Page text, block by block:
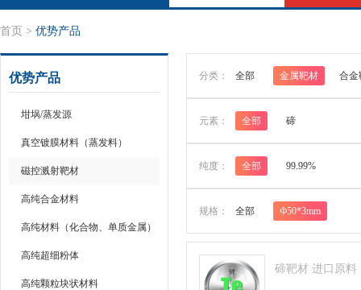
首页 > 优势产品
优势产品
坩埚/蒸发源
真空镀膜材料（蒸发料）
磁控溅射靶材
高纯合金材料
高纯材料（化合物、单质金属）
高纯超细粉体
高纯颗粒块状材料
分类： 全部 金属靶材 合金
元素： 全部 碲
纯度： 全部 99.99%
规格： 全部 Ф50*3mm
碲靶材 进口原料